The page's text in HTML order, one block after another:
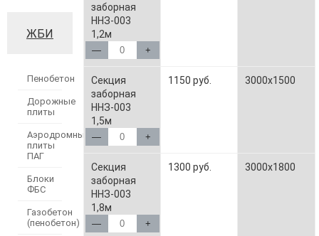
ЖБИ
Пенобетон
Дорожные
плиты
Аэродромные
плиты
ПАГ
Блоки
ФБС
Газобетон
(пенобетон)
заборная
ННЗ-003
1,2м
— +
Секция
заборная
ННЗ-003
1,5м
— +
1150 руб. 3000x1500
Секция
заборная
ННЗ-003
1,8м
— +
1300 руб. 3000x1800